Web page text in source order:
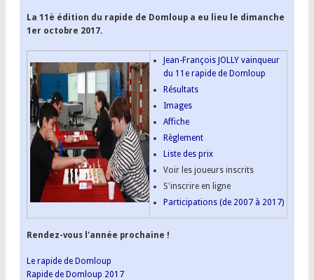
La 11è édition du rapide de Domloup a eu lieu le dimanche
1er octobre 2017.
Jean-François JOLLY vainqueur
du 11e rapide de Domloup
Résultats
Images
Affiche
Règlement
Liste des prix
Voir les joueurs inscrits
S'inscrire en ligne
Participations (de 2007 à 2017)
Rendez-vous l'année prochaine !
Le rapide de Domloup
Rapide de Domloup 2017